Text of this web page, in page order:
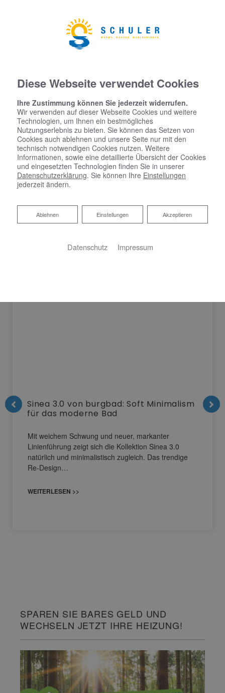
Sinea 3.0 von burgbad: Soft Minimalism
für das moderne Bad
Mit weichem Schwung und neuer, markanter
Linienführung zeigt sich die Kollektion Sinea 3.0
natürlich und minimalistisch zugleich. Das trendige
Re-Design…
WEITERLESEN >>
SPAREN SIE BARES GELD UND
WECHSELN JETZT IHRE HEIZUNG!
Diese Webseite verwendet Cookies
Ihre Zustimmung können Sie jederzeit widerrufen.
Wir verwenden auf dieser Webseite Cookies und weitere
Technologien, um Ihnen ein bestmögliches
Nutzungserlebnis zu bieten. Sie können das Setzen von
Cookies auch ablehnen und unsere Seite nur mit den
technisch notwendigen Cookies nutzen. Weitere
Informationen, sowie eine detaillierte Übersicht der Cookies
und eingesetzten Technologien finden Sie in unserer
Datenschutzerklärung. Sie können Ihre Einstellungen
jederzeit ändern.
Akzeptieren
Einstellungen
Ablehnen
Ablehnen
Datenschutz Impressum